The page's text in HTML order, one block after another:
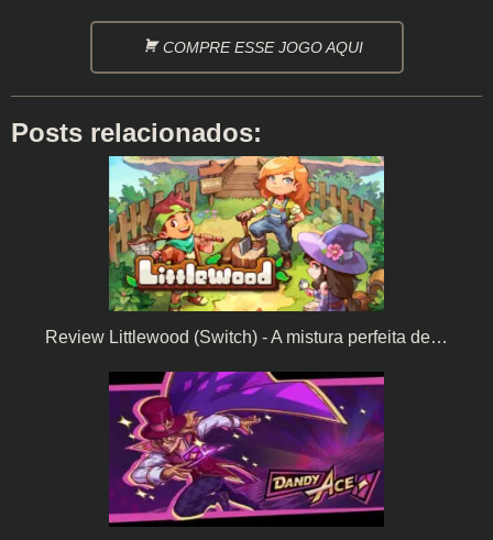
COMPRE ESSE JOGO AQUI
Posts relacionados:
Review Littlewood (Switch) - A mistura perfeita de…